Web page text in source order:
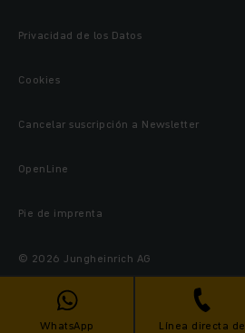
WhatsApp
Línea directa de
Privacidad de los Datos
Cookies
Cancelar suscripción a Newsletter
OpenLine
Pie de imprenta
© 2026 Jungheinrich AG